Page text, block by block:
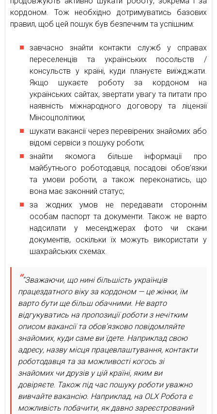
кордоном. Тож необхідно дотримуватись базових
правил, щоб цей пошук був безпечним та успішним:
завчасно знайти контакти служб у справах
переселенців та українських посольств /
консульств у країні, куди плануєте виїжджати.
Якщо шукаєте роботу за кордоном на
українських сайтах, звертати увагу та питати про
наявність міжнародного договору та ліцензії
Мінсоцполітики;
шукати вакансії через перевірених знайомих або
відомі сервіси з пошуку роботи;
знайти якомога більше інформації про
майбутнього роботодавця, посадові обов’язки
та умови роботи, а також переконатись, що
вона має законний статус;
за жодних умов не передавати стороннім
особам паспорт та документи. Також не варто
надсилати у месенджерах фото чи скани
документів, оскільки їх можуть використати у
шахрайських схемах.
“Зважаючи, що нині більшість українців
працездатного віку за кордоном — це жінки, їм
варто бути ще більш обачними. Не варто
відгукуватись на пропозиції роботи з нечітким
описом вакансії та обов’язково повідомляйте
знайомих, куди саме ви їдете. Наприклад свою
адресу, назву місця працевлаштування, контакти
роботодавця та за можливості когось зі
знайомих чи друзів у цій країні, яким ви
довіряєте. Також під час пошуку роботи уважно
вивчайте вакансію. Наприклад, на OLX Робота є
можливість побачити, як давно зареєстрований